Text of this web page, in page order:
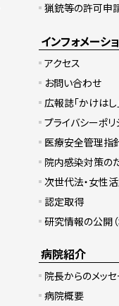
猟銃等の許可申
インフォメーシ
アクセス
お問い合わせ
広報誌「かけはし
プライバシーポリ
医療安全管理指
院内感染対策の
次世代法・女性
認定取得
研究情報の公開（
病院紹介
院長からのメッ
病院概要